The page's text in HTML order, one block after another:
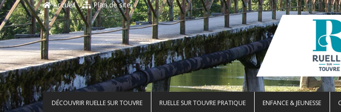
Accueil Plan de site
DÉCOUVRIR RUELLE SUR TOUVRE RUELLE SUR TOUVRE PRATIQUE ENFANCE & JEUNESSE